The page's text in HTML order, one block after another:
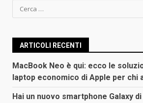
Ricerca
per:
ARTICOLI RECENTI
MacBook Neo è qui: ecco le
laptop economico di Apple per chi
Hai un nuovo smartphone Galaxy